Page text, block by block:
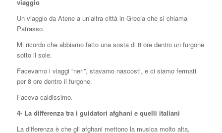
viaggio
Un viaggio da Atene a un’altra città in Grecia che si chiama
Patrasso.
Mi ricordo che abbiamo fatto una sosta di 8 ore dentro un furgone
sotto il sole.
Facevamo i viaggi “neri”, stavamo nascosti, e ci siamo fermati
per 8 ore dentro il furgone.
Faceva caldissimo.
4- La differenza tra i guidatori afghani e quelli italiani
La differenza è che gli afghani mettono la musica molto alta,